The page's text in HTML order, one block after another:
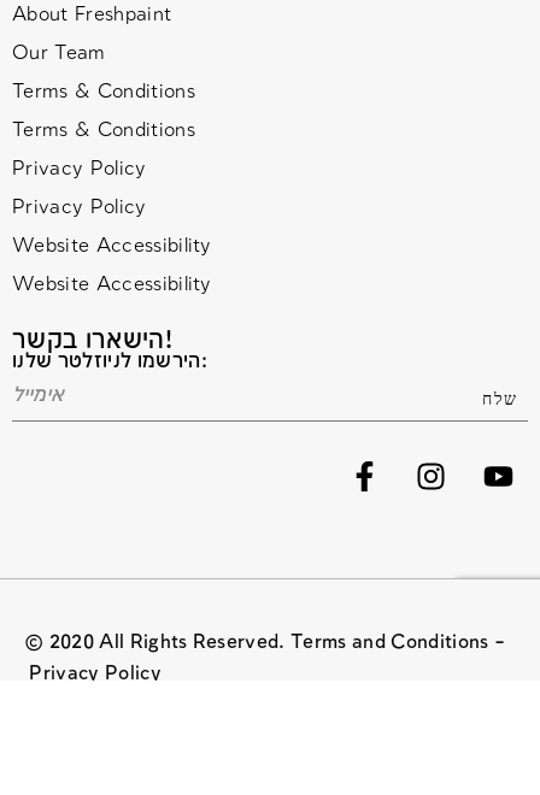
About Freshpaint
Our Team
Terms & Conditions
Terms & Conditions
Privacy Policy
Privacy Policy
Website Accessibility
Website Accessibility
הישארו בקשר!
הירשמו לניוזלטר שלנו:
© 2020 All Rights Reserved. Terms and Conditions –
Privacy Policy